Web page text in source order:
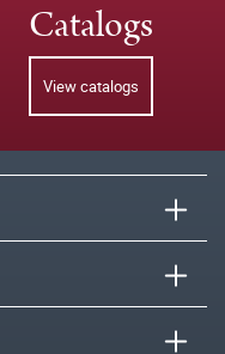
Catalogs
View catalogs